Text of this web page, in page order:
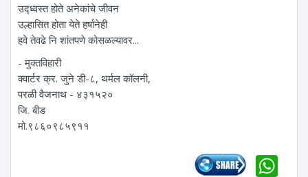
उद्ध्वस्त होते अनेकांचे जीवन
उल्हासित होता येते हर्षानेही
हवे तेवढे नि शांतपणे कोसळल्यावर...
- मुक्तविहारी
क्वार्टर क्र. जुने डी-८, थर्मल कॉलनी,
परळी वैजनाथ - ४३१५२०
जि. बीड
मो.९८६०९८५९११